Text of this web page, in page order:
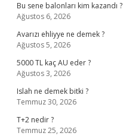
Bu sene balonları kim kazandı ?
Ağustos 6, 2026
Avarızı ehliyye ne demek ?
Ağustos 5, 2026
5000 TL kaç AU eder ?
Ağustos 3, 2026
Islah ne demek bitki ?
Temmuz 30, 2026
T+2 nedir ?
Temmuz 25, 2026